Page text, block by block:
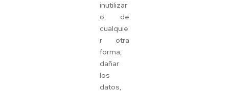
inutilizar
o, de
cualquie
r otra
forma,
dañar
los
datos,